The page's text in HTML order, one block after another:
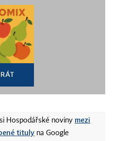
Hospodářské noviny mezi
tituly na Google